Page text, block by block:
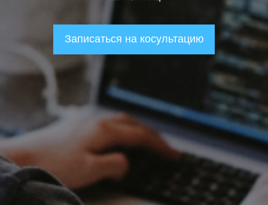
Записаться на косультацию